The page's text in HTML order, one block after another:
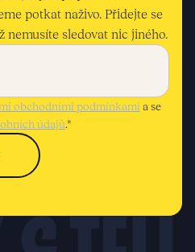
potkat naživo. Přidejte se
nemusíte sledovat nic jiného.
obchodními podmínkami a se
údajů.*